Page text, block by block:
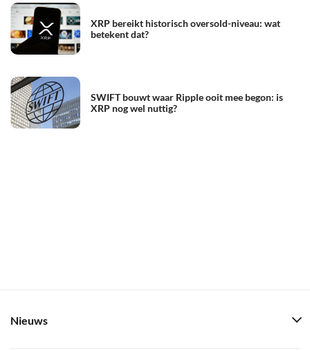
XRP bereikt historisch oversold-niveau: wat
betekent dat?
SWIFT bouwt waar Ripple ooit mee begon: is
XRP nog wel nuttig?
Nieuws